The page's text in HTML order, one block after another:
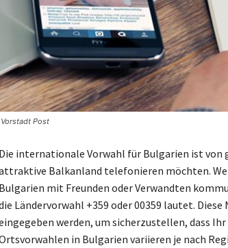
Post
Die internationale Vorwahl für Bulgarien ist von
Balkanland telefonieren möchten.
Bulgarien mit Freunden oder Verwandten
Ländervorwahl +359 oder 00359 lautet.
werden, um sicherzustellen, dass
in Bulgarien variieren je nach